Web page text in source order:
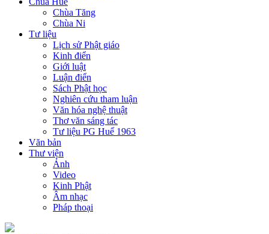
Chùa Tăng
Chùa Ni
Tư liệu
Lịch sử Phật giáo
Kinh điển
Giới luật
Luận điển
Sách Phật học
Nghiên cứu tham luận
Văn hóa nghệ thuật
Thơ văn sáng tác
Tư liệu PG Huế 1963
Văn bản
Thư viện
Ảnh
Video
Kinh Phật
Âm nhạc
Pháp thoại